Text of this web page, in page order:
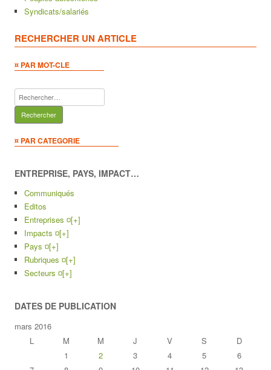
Syndicats/salariés
RECHERCHER UN ARTICLE
¤ PAR MOT-CLE
Rechercher :
¤ PAR CATEGORIE
ENTREPRISE, PAYS, IMPACT…
Communiqués
Editos
Entreprises ¤[+]
Impacts ¤[+]
Pays ¤[+]
Rubriques ¤[+]
Secteurs ¤[+]
DATES DE PUBLICATION
mars 2016
L
M M J V S
D
1
2 3 4 5
6